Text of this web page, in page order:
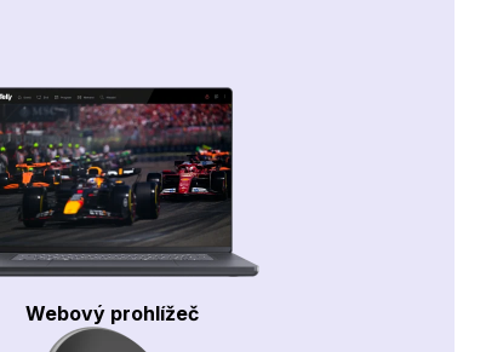
Webový prohlížeč